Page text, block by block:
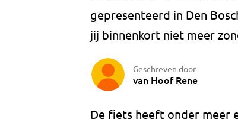
gepresenteerd in Den
jij binnenkort niet meer
Geschreven door
van Hoof Rene
De fiets heeft onder meer